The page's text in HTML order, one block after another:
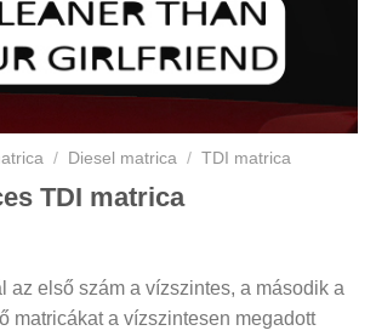
/ Diesel matrica / TDI matrica
TDI matrica
az első szám a vízszintes, a második a
matricákat a vízszintesen megadott